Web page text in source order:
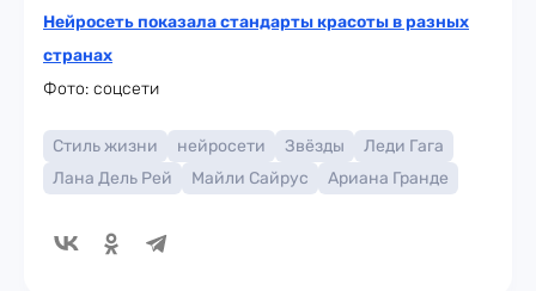
Нейросеть показала стандарты красоты в разных
странах
Фото: соцсети
Стиль жизни нейросети Звёзды
Леди Гага
Лана Дель Рей
Майли Сайрус Ариана Гранде